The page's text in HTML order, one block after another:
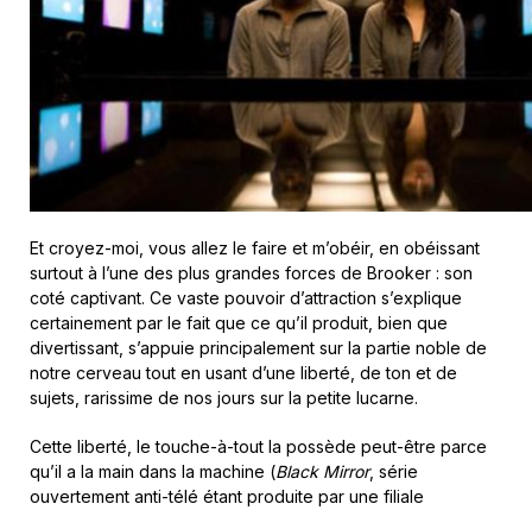
Et croyez-moi, vous allez le faire et m’obéir, en obéissant
surtout à l’une des plus grandes forces de Brooker : son
coté captivant. Ce vaste pouvoir d’attraction s’explique
certainement par le fait que ce qu’il produit, bien que
divertissant, s’appuie principalement sur la partie noble de
notre cerveau tout en usant d’une liberté, de ton et de
sujets, rarissime de nos jours sur la petite lucarne.
Cette liberté, le touche-à-tout la possède peut-être parce
qu’il a la main dans la machine (Black Mirror, série
ouvertement anti-télé étant produite par une filiale